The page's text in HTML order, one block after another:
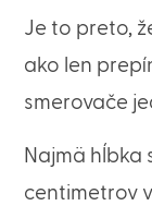
Je to preto,
ako len
smerovače
Najmä hĺbka
centimetrov